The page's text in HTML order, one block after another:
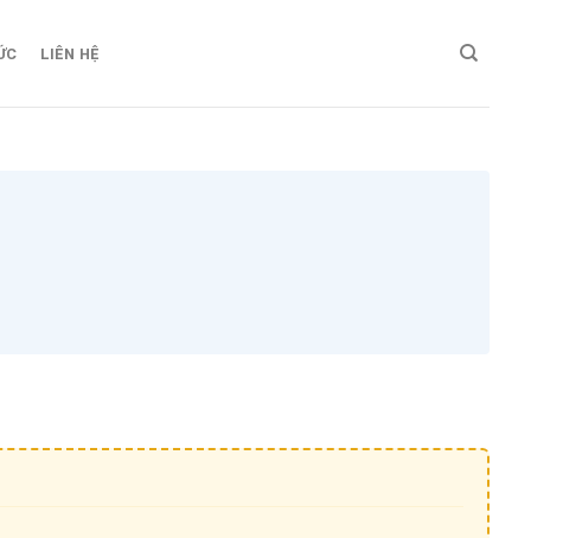
LIÊN HỆ